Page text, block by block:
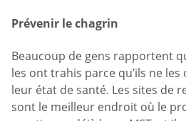
Prévenir le chagrin
Beaucoup de gens rapportent
les ont trahis parce qu’ils ne
leur état de santé. Les sites de
sont le meilleur endroit où le